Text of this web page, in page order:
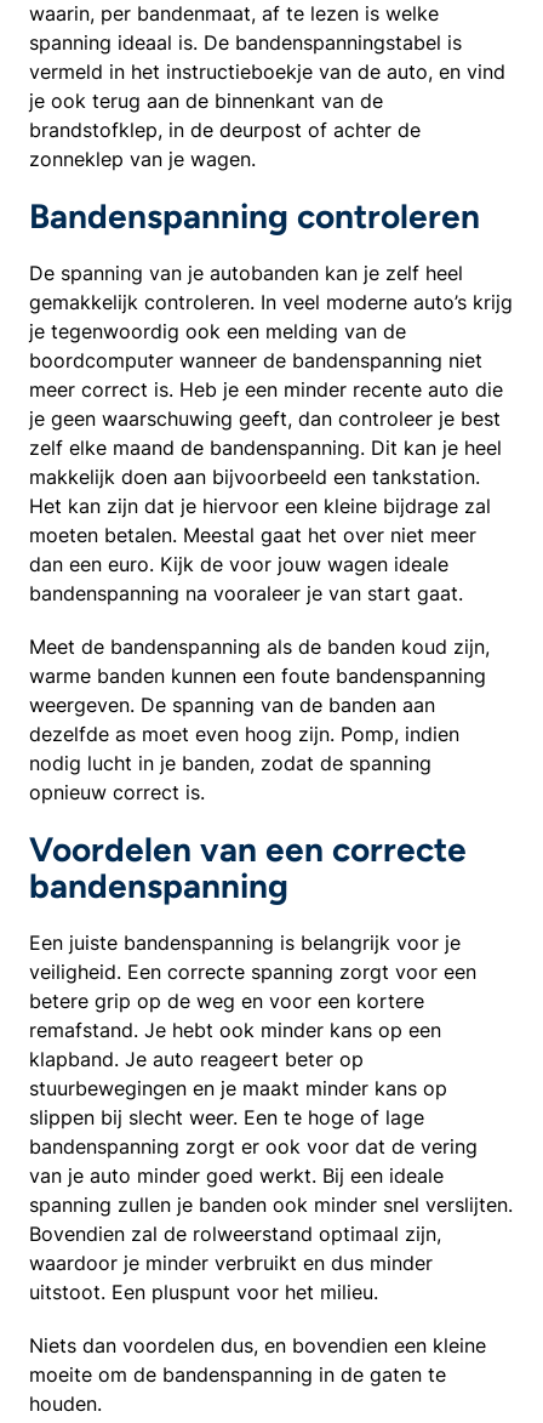
waarin, per bandenmaat, af te lezen is welke
spanning ideaal is. De bandenspanningstabel is
vermeld in het instructieboekje van de auto, en vind
je ook terug aan de binnenkant van de
brandstofklep, in de deurpost of achter de
zonneklep van je wagen.
Bandenspanning controleren
De spanning van je autobanden kan je zelf heel
gemakkelijk controleren. In veel moderne auto’s krijg
je tegenwoordig ook een melding van de
boordcomputer wanneer de bandenspanning niet
meer correct is. Heb je een minder recente auto die
je geen waarschuwing geeft, dan controleer je best
zelf elke maand de bandenspanning. Dit kan je heel
makkelijk doen aan bijvoorbeeld een tankstation.
Het kan zijn dat je hiervoor een kleine bijdrage zal
moeten betalen. Meestal gaat het over niet meer
dan een euro. Kijk de voor jouw wagen ideale
bandenspanning na vooraleer je van start gaat.
Meet de bandenspanning als de banden koud zijn,
warme banden kunnen een foute bandenspanning
weergeven. De spanning van de banden aan
dezelfde as moet even hoog zijn. Pomp, indien
nodig lucht in je banden, zodat de spanning
opnieuw correct is.
Voordelen van een correcte
bandenspanning
Een juiste bandenspanning is belangrijk voor je
veiligheid. Een correcte spanning zorgt voor een
betere grip op de weg en voor een kortere
remafstand. Je hebt ook minder kans op een
klapband. Je auto reageert beter op
stuurbewegingen en je maakt minder kans op
slippen bij slecht weer. Een te hoge of lage
bandenspanning zorgt er ook voor dat de vering
van je auto minder goed werkt. Bij een ideale
spanning zullen je banden ook minder snel verslijten.
Bovendien zal de rolweerstand optimaal zijn,
waardoor je minder verbruikt en dus minder
uitstoot. Een pluspunt voor het milieu.
Niets dan voordelen dus, en bovendien een kleine
moeite om de bandenspanning in de gaten te
houden.